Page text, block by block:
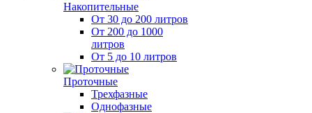
Накопительные
От 30 до 200 литров
От 200 до 1000
литров
От 5 до 10 литров
Проточные
Трехфазные
Однофазные